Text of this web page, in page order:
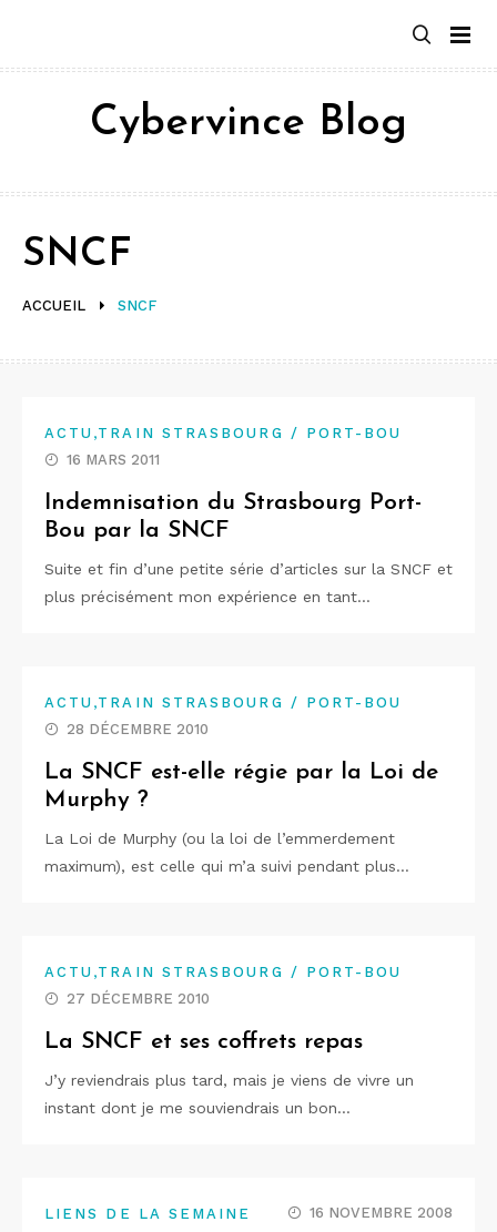
contenu
Cybervince Blog
ACCUEIL SNCF
SNCF
ACTU ,TRAIN STRASBOURG / PORT-BOU
16 MARS 2011
Indemnisation du Strasbourg Port-
Bou par la SNCF
Suite et fin d’une petite série d’articles sur la SNCF et
plus précisément mon expérience en tant…
ACTU ,TRAIN STRASBOURG / PORT-BOU
28 DÉCEMBRE 2010
La SNCF est-elle régie par la Loi de
Murphy ?
La Loi de Murphy (ou la loi de l’emmerdement
maximum), est celle qui m’a suivi pendant plus…
ACTU ,TRAIN STRASBOURG / PORT-BOU
27 DÉCEMBRE 2010
La SNCF et ses coffrets repas
J’y reviendrais plus tard, mais je viens de vivre un
instant dont je me souviendrais un bon…
LIENS DE LA SEMAINE 16 NOVEMBRE 2008